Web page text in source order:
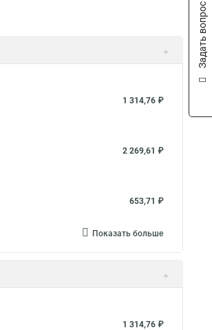
1 314,76 ₽
2 269,61 ₽
653,71 ₽
Показать больше
1 314,76 ₽
Задать вопрос